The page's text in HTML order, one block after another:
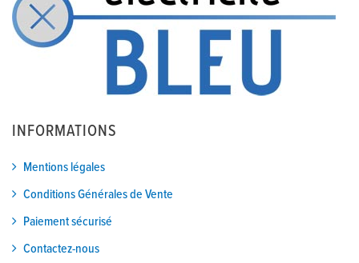
INFORMATIONS
Mentions légales
Conditions Générales de Vente
Paiement sécurisé
Contactez-nous